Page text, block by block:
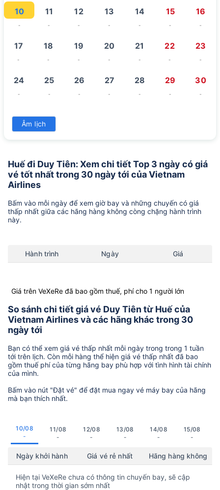
10
-
11
-
12
-
13
-
14
-
15
-
16
-
17
-
18
-
19
-
20
-
21
-
22
-
23
-
24
-
25
-
26
-
27
-
28
-
29
-
30
-
31
Âm lịch
Huế đi Duy Tiên: Xem chi tiết Top 3 ngày có giá
vé tốt nhất trong 30 ngày tới của Vietnam
Airlines
Bấm vào mỗi ngày để xem giờ bay và những chuyến có giá
thấp nhất giữa các hãng hàng không còng chặng hành trình
này.
Hành trình Ngày Giá
Giá trên VeXeRe đã bao gồm thuế, phí cho 1 người lớn
So sánh chi tiết giá vé Duy Tiên từ Huế của
Vietnam Airlines và các hãng khác trong 30
ngày tới
Bạn có thể xem giá vé thấp nhất mỗi ngày trong trong 1 tuần
tới trên lịch. Còn mỗi hàng thể hiện giá vé thấp nhất đã bao
gồm thuế phí của từng hãng bay phù hợp với tình hình tài chính
của mình.
Bấm vào nút "Đặt vé" để đặt mua ngay vé máy bay của hãng
mà bạn thích nhất.
10/08
-
11/08
-
12/08
-
13/08
-
14/08
-
15/08
-
Ngày khởi hành Giá vé rẻ nhất Hãng hàng không
Hiện tại VeXeRe chưa có thông tin chuyến bay, sẽ cập
nhật trong thời gian sớm nhất